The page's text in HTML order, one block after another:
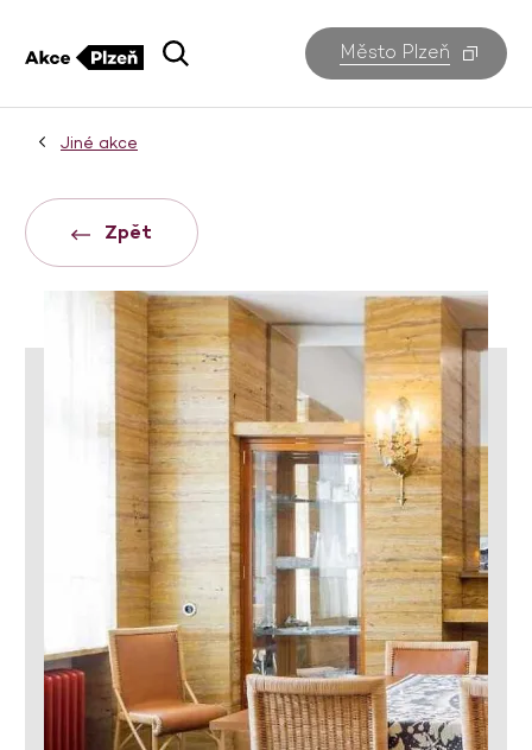
Město Plzeň
Jiné akce
Zpět